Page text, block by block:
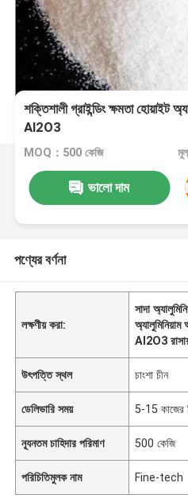
শক্তিশালী গ্রাইন্ডিং ক্ষমতা হোয়াইট
Al2O3
MOQ：500 কেজি
ভালো দাম
পণ্যের বর্ণনা
লক্ষণীয় করা:
সাদা
অ্যালুমিনিয়াম
Al2O3
উৎপত্তি স্থল চাংশা চীন
ডেলিভারি সময় 5-15 কাজের
ন্যূনতম চাহিদার পরিমাণ 500 কেজি
পরিচিতিমুলক নাম Fine-tech